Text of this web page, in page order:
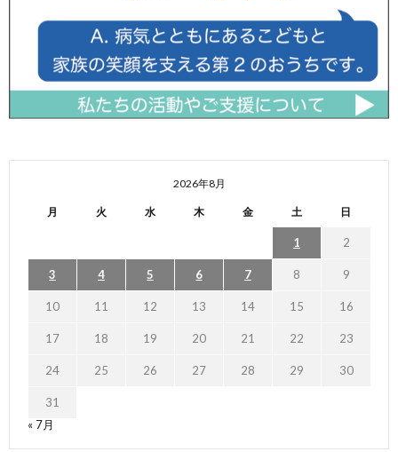
2026年8月
月 火 水 木 金 土 日
1 2
3 4 5 6 7 8 9
10 11 12 13 14 15 16
17 18 19 20 21 22 23
24 25 26 27 28 29 30
31
« 7月